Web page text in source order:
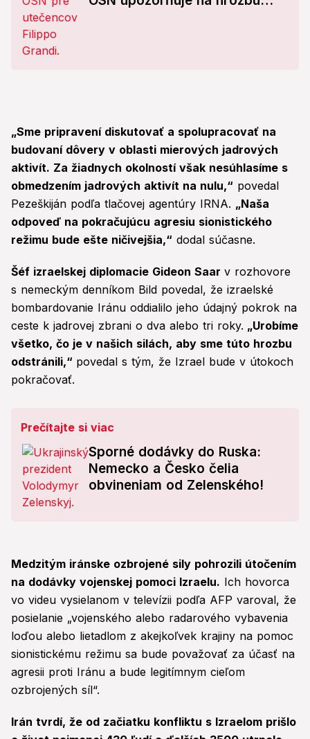
„Sme pripravení diskutovať a spolupracovať na
budovaní dôvery v oblasti mierových jadrových
aktivít. Za žiadnych okolností však nesúhlasíme s
obmedzením jadrových aktivít na nulu,“ povedal
Pezeškiján podľa tlačovej agentúry IRNA. „Naša
odpoveď na pokračujúcu agresiu sionistického
režimu bude ešte ničivejšia,“ dodal súčasne.
Šéf izraelskej diplomacie Gideon Saar v rozhovore
s nemeckým denníkom Bild povedal, že izraelské
bombardovanie Iránu oddialilo jeho údajný pokrok na
ceste k jadrovej zbrani o dva alebo tri roky. „Urobíme
všetko, čo je v našich silách, aby sme túto hrozbu
odstránili,“ povedal s tým, že Izrael bude v útokoch
pokračovať.
Prečítajte si viac
Sporné dodávky do Ruska:
Nemecko a Česko čelia
obvineniam od Zelenského!
Medzitým iránske ozbrojené sily pohrozili útočením
na dodávky vojenskej pomoci Izraelu. Ich hovorca
vo videu vysielanom v televízii podľa AFP varoval, že
posielanie „vojenského alebo radarového vybavenia
loďou alebo lietadlom z akejkoľvek krajiny na pomoc
sionistickému režimu sa bude považovať za účasť na
agresii proti Iránu a bude legitímnym cieľom
ozbrojených síl“.
Irán tvrdí, že od začiatku konfliktu s Izraelom prišlo